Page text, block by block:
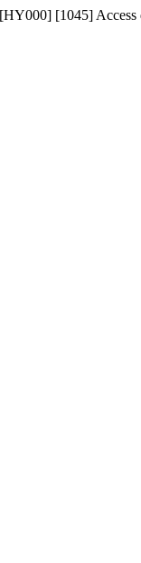
[1045] Access